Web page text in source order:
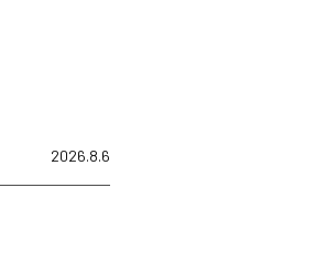
2026.8.6